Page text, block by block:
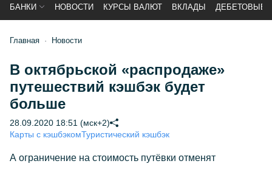
БАНКИ НОВОСТИ КУРСЫ ВАЛЮТ ВКЛАДЫ ДЕБЕТОВЫЕ
Главная Новости
В октябрьской «распродаже»
путешествий кэшбэк будет
больше
28.09.2020 18:51 (мск+2)
Карты с кэшбэкомТуристический кэшбэк
А ограничение на стоимость путёвки отменят